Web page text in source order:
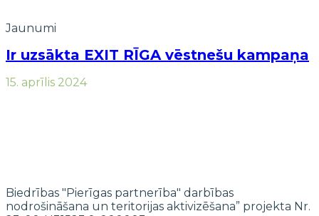
Jaunumi
Ir uzsākta EXIT RĪGA vēstnešu kampaņa
15. aprīlis 2024
Biedrības "Pierīgas partnerība" darbības
nodrošināšana un teritorijas aktivizēšana” projekta Nr.